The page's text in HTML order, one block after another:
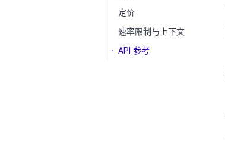
定价
速率限制与上下文
API 参考